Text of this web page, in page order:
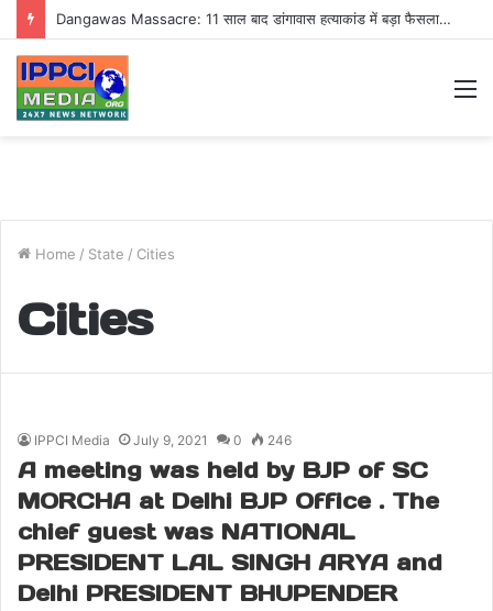
Dangawas Massacre: 11 साल बाद डांगावास हत्याकांड में बड़ा फैसला, एससी-एसटी कोर्ट ने सभी 40 आरोपियों को किया बाइज्जत बरी
Home / State / Cities
Cities
IPPCI Media July 9, 2021 0 246
A meeting was held by BJP of SC
MORCHA at Delhi BJP Office . The
chief guest was NATIONAL
PRESIDENT LAL SINGH ARYA and
Delhi PRESIDENT BHUPENDER